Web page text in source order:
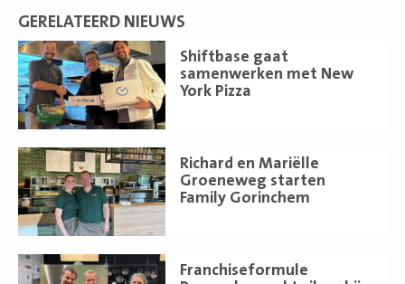
GERELATEERD NIEUWS
Shiftbase gaat
samenwerken met New
York Pizza
Lees
meer
Richard en Mariëlle
Groeneweg starten
Family Gorinchem
Lees
meer
Franchiseformule
Lees